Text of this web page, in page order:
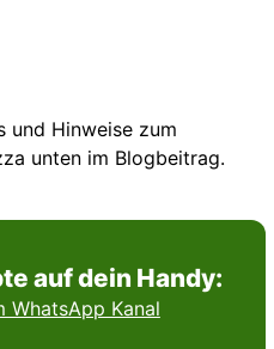
und Hinweise zum
unten im Blogbeitrag.
auf dein Handy:
WhatsApp Kanal